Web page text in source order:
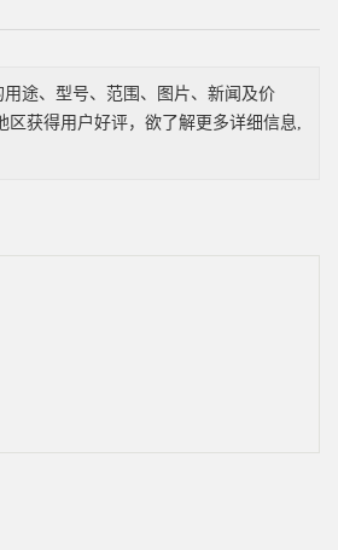
途、型号、范围、图片、新闻及价
获得用户好评，欲了解更多详细信息,